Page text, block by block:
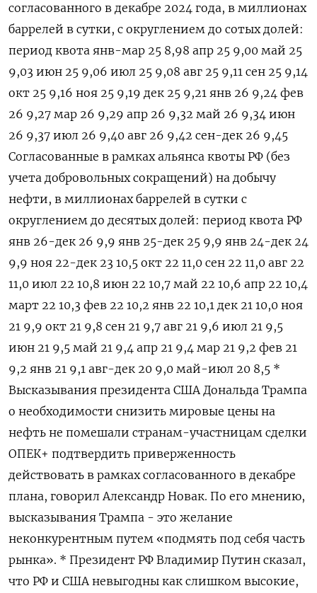
согласованного в декабре 2024 года, в миллионах
баррелей в сутки, с округлением до сотых долей:
период квота янв-мар 25 8,98 апр 25 9,00 май 25
9,03 июн 25 9,06 июл 25 9,08 авг 25 9,11 сен 25 9,14
окт 25 9,16 ноя 25 9,19 дек 25 9,21 янв 26 9,24 фев
26 9,27 мар 26 9,29 апр 26 9,32 май 26 9,34 июн
26 9,37 июл 26 9,40 авг 26 9,42 сен-дек 26 9,45
Согласованные в рамках альянса квоты РФ (без
учета добровольных сокращений) на добычу
нефти, в миллионах баррелей в сутки с
округлением до десятых долей: период квота РФ
янв 26-дек 26 9,9 янв 25-дек 25 9,9 янв 24-дек 24
9,9 ноя 22-дек 23 10,5 окт 22 11,0 сен 22 11,0 авг 22
11,0 июл 22 10,8 июн 22 10,7 май 22 10,6 апр 22 10,4
март 22 10,3 фев 22 10,2 янв 22 10,1 дек 21 10,0 ноя
21 9,9 окт 21 9,8 сен 21 9,7 авг 21 9,6 июл 21 9,5
июн 21 9,5 май 21 9,4 апр 21 9,4 мар 21 9,2 фев 21
9,2 янв 21 9,1 авг-дек 20 9,0 май-июл 20 8,5 *
Высказывания президента США Дональда Трампа
о необходимости снизить мировые цены на
нефть не помешали странам-участницам сделки
ОПЕК+ подтвердить приверженность
действовать в рамках согласованного в декабре
плана, говорил Александр Новак. По его мнению,
высказывания Трампа - это желание
неконкурентным путем «подмять под себя часть
рынка». * Президент РФ Владимир Путин сказал,
что РФ и США невыгодны как слишком высокие,